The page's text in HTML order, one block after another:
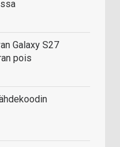
Galaxy S27
pois